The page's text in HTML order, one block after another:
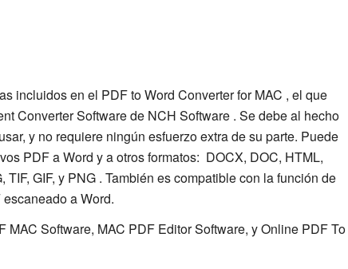
incluidos en el PDF to Word Converter for MAC , el que
Converter Software de NCH Software . Se debe al hecho
y no requiere ningún esfuerzo extra de su parte. Puede
PDF a Word y a otros formatos: DOCX, DOC, HTML,
TIF, GIF, y PNG . También es compatible con la función de
a Word.
MAC Software, MAC PDF Editor Software, y Online PDF To